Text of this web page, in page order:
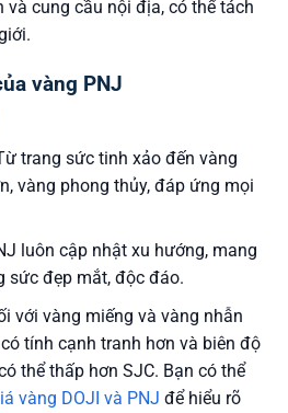
và cung cầu nội địa, có thể tách
vàng PNJ
trang sức tinh xảo đến vàng
vàng phong thủy, đáp ứng mọi
luôn cập nhật xu hướng, mang
sức đẹp mắt, độc đáo.
với vàng miếng và vàng nhẫn
tính cạnh tranh hơn và biên độ
thể thấp hơn SJC. Bạn có thể
vàng DOJI và PNJ để hiểu rõ